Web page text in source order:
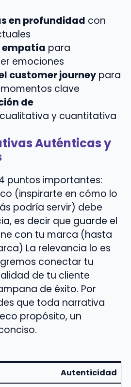
en profundidad con
empatía para
emociones
customer journeypara
clave
de
cualitativa y cuantitativa
Auténticas y
puntos importantes:
(inspirarte en cómo lo
podría servir) debe
es decir que guarde el
con tu marca (hasta
La relevancia lo es
conectar tu
de tu cliente
de éxito. Por
que toda narrativa
propósito, un
Autenticidad